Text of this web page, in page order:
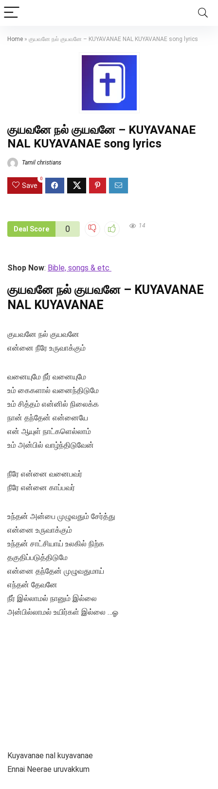
Home » குயவனே நல் குயவனே – KUYAVANAE NAL KUYAVANAE song lyrics
குயவனே நல் குயவனே – KUYAVANAE
NAL KUYAVANAE song lyrics
Tamil christians
Save
0
Deal Score 0 14
Shop Now: Bible, songs & etc
குயவனே நல் குயவனே – KUYAVANAE
NAL KUYAVANAE
குயவனே நல் குயவனே
என்னை நீரே உருவாக்கும்
வனையுமே நீர் வனையுமே
உம் கைகளால் வனைந்திடுமே
உம் சித்தம் என்னில் நிலைக்க
நான் தந்தேன் என்னையே
என் ஆயுள் நாட்களெல்லாம்
உம் அன்பில் வாழ்ந்திடுவேன்
நீரே என்னை வனைபவர்
நீரே என்னை காப்பவர்
உந்தன் அன்பை முழுவதும் சேர்த்து
என்னை உருவாக்கும்
உந்தன் சாட்சியாய் உலகில் நிற்க
தகுதிப்படுத்திடுமே
என்னை தந்தேன் முழுவதுமாய்
எந்தன் தேவனே
நீர் இல்லாமல் நானும் இல்லை
அன்பில்லாமல் உயிர்கள் இல்லை …ஓ
Kuyavanae nal kuyavanae
Ennai Neerae uruvakkum